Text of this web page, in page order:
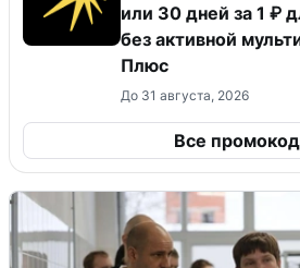
или 30 дней за 1 ₽
без активной
Плюс
До 31 августа, 2026
Все